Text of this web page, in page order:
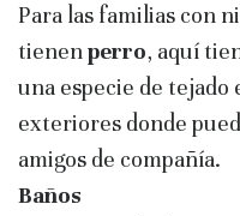
Para las familias con
tienenperro, aquí
una especie de tejado
exteriores donde
amigos de compañía.
Baños